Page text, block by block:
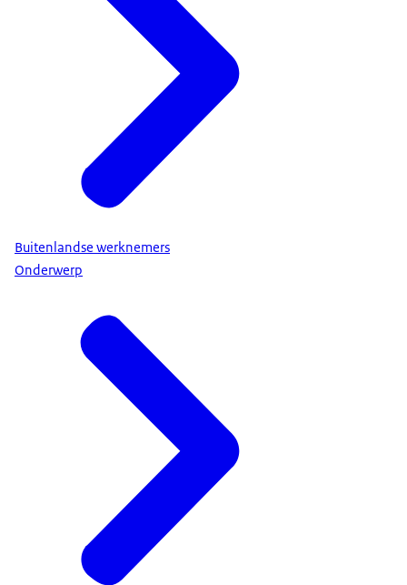
Buitenlandse werknemers
Onderwerp